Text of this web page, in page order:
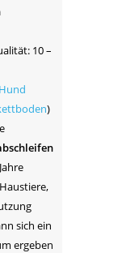
10 –
Hund
)
sich ein
ergeben